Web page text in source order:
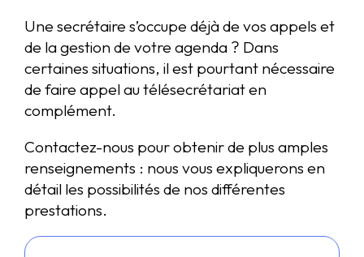
Une secrétaire s’occupe déjà de vos appels et
de la gestion de votre agenda ? Dans
certaines situations, il est pourtant nécessaire
de faire appel au télésecrétariat en
complément.
Contactez-nous pour obtenir de plus amples
renseignements : nous vous expliquerons en
détail les possibilités de nos différentes
prestations.